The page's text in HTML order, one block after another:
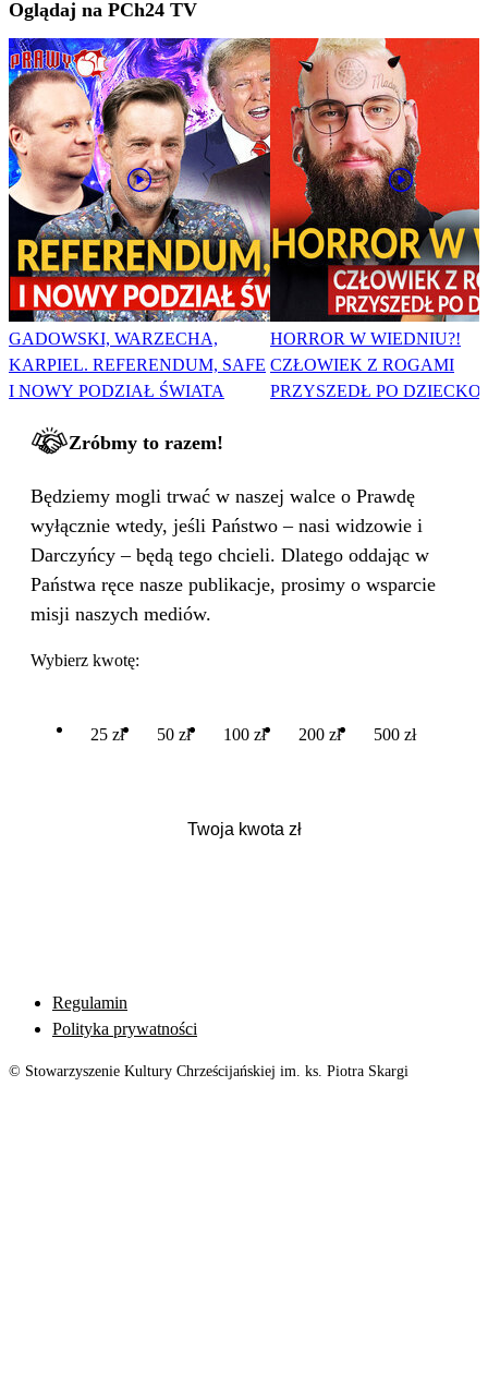
Oglądaj na PCh24 TV
GADOWSKI, WARZECHA,
KARPIEL. REFERENDUM, SAFE
I NOWY PODZIAŁ ŚWIATA
HORROR W WIEDNIU?!
CZŁOWIEK Z ROGAMI
PRZYSZEDŁ PO DZIECKO
Zróbmy to razem!
Będziemy mogli trwać w naszej walce o Prawdę
wyłącznie wtedy, jeśli Państwo – nasi widzowie i
Darczyńcy – będą tego chcieli. Dlatego oddając w
Państwa ręce nasze publikacje, prosimy o wsparcie
misji naszych mediów.
Wybierz kwotę:
25 zł 50 zł 100 zł 200 zł 500 zł
Regulamin
Polityka prywatności
© Stowarzyszenie Kultury Chrześcijańskiej im. ks. Piotra Skargi